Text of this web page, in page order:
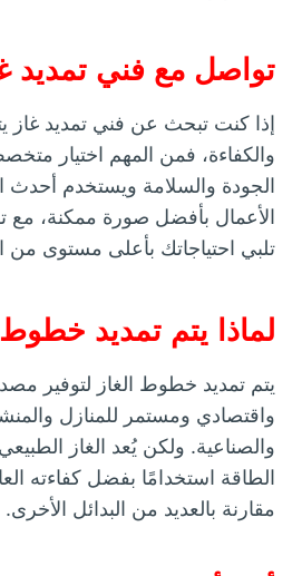
تواصل مع فني تمديد
إذا كنت تبحث عن فني تمديد غاز
والكفاءة، فمن المهم اختيار
الجودة والسلامة ويستخدم أحدث
الأعمال بأفضل صورة ممكنة، مع
تلبي احتياجاتك بأعلى مستوى من
لماذا يتم تمديد خطوط
يتم تمديد خطوط الغاز لتوفير
واقتصادي ومستمر للمنازل
والصناعية. ولكن يُعد الغاز
الطاقة استخدامًا بفضل كفاءته
مقارنة بالعديد من البدائل الأخرى.